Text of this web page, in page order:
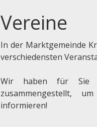
Vereine
In der Marktgemeinde
verschiedensten
Wir haben für Sie
zusammengestellt,
informieren!